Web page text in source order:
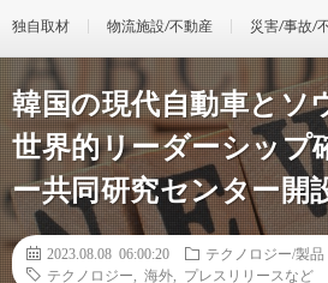
独自取材 物流施設/不動産 災害/事故/
韓国の現代自動車とソ
世界的リーダーシップ
ー共同研究センター開
2023.08.08 06:00:20
テクノロジー/製品
テクノロジー
海外 プレスリリースなど